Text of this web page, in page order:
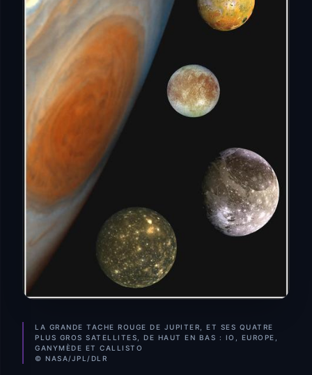
LA GRANDE TACHE ROUGE DE JUPITER, ET SES QUATRE
PLUS GROS SATELLITES, DE HAUT EN BAS : IO, EUROPE,
GANYMÈDE ET CALLISTO
© NASA/JPL/DLR